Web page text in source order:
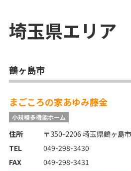
埼玉県エリア
鶴ヶ島市
まごころの家あゆみ藤金
小規模多機能ホーム
住所
〒350-2206 埼玉県鶴ヶ島
TEL
049-298-3430
FAX
049-298-3431